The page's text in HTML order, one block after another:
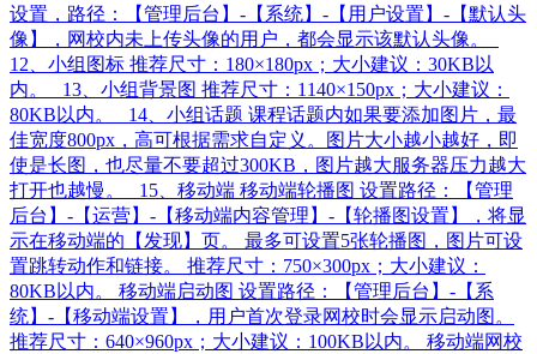
设置，路径：【管理后台】-【系统】-【用户设置】-【默认头
像】，网校内未上传头像的用户，都会显示该默认头像。
12、小组图标 推荐尺寸：180×180px；大小建议：30KB以
内。 13、小组背景图 推荐尺寸：1140×150px；大小建议：
80KB以内。 14、小组话题 课程话题内如果要添加图片，最
佳宽度800px，高可根据需求自定义。图片大小越小越好，即
使是长图，也尽量不要超过300KB，图片越大服务器压力越大
打开也越慢。 15、移动端 移动端轮播图 设置路径：【管理
后台】-【运营】-【移动端内容管理】-【轮播图设置】，将显
示在移动端的【发现】页。 最多可设置5张轮播图，图片可设
置跳转动作和链接。 推荐尺寸：750×300px；大小建议：
80KB以内。 移动端启动图 设置路径：【管理后台】-【系
统】-【移动端设置】，用户首次登录网校时会显示启动图。
推荐尺寸：640×960px；大小建议：100KB以内。 移动端网校